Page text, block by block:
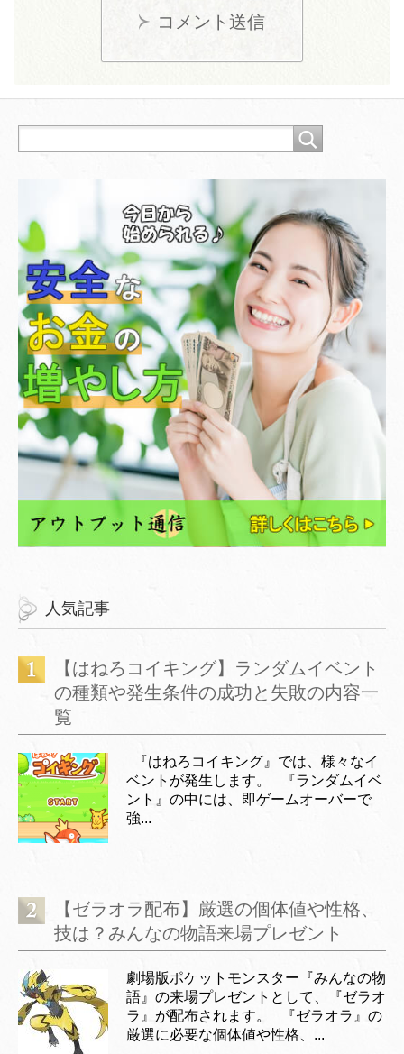
コメント送信
人気記事
【はねろコイキング】ランダムイベント
の種類や発生条件の成功と失敗の内容一
覧
『はねろコイキング』では、様々なイ
ベントが発生します。 『ランダムイベ
ント』の中には、即ゲームオーバーで
強...
【ゼラオラ配布】厳選の個体値や性格、
技は？みんなの物語来場プレゼント
劇場版ポケットモンスター『みんなの物
語』の来場プレゼントとして、『ゼラオ
ラ』が配布されます。 『ゼラオラ』の
厳選に必要な個体値や性格、...